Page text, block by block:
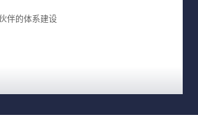
伴的体系建设